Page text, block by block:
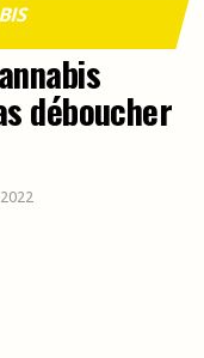
déboucher